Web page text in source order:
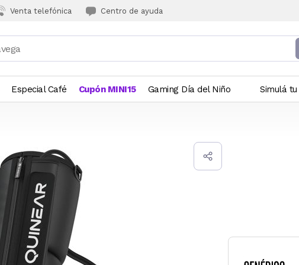
Venta telefónica Centro de ayuda
Especial Café Cupón MINI15 Gaming Día del Niño Simulá